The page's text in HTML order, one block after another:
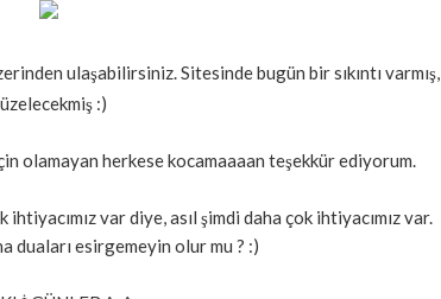
ulaşabilirsiniz. Sitesinde bugün bir sıkıntı varmış,
:)
olamayan herkese kocamaaaan teşekkür ediyorum.
var diye, asıl şimdi daha çok ihtiyacımız var.
duaları esirgemeyin olur mu ? :)